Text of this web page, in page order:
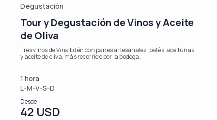
Degustación
Tour y Degustación de Vinos y Aceite
de Oliva
Tres vinos de Viña Edén con panes artesanales, patés, aceitunas
y aceite de oliva, más recorrido por la bodega.
1 hora
L-M-V-S-D
Desde
42 USD